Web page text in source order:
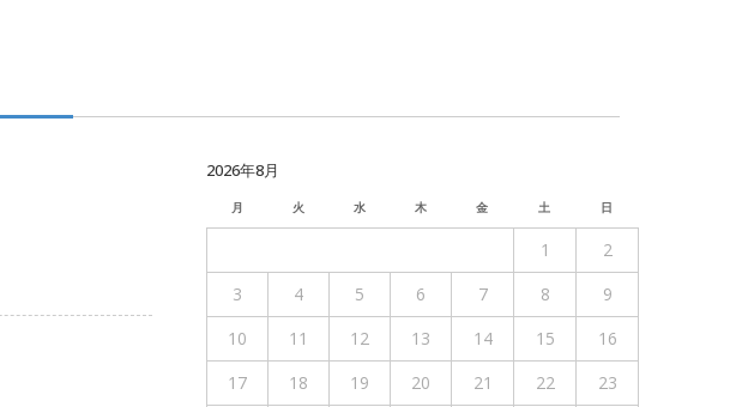
2026年8月
月 火 水 木 金 土 日
1
2
3
4 5 6 7 8
9
10
11 12 13 14 15
16
17
18 19 20 21 22
23